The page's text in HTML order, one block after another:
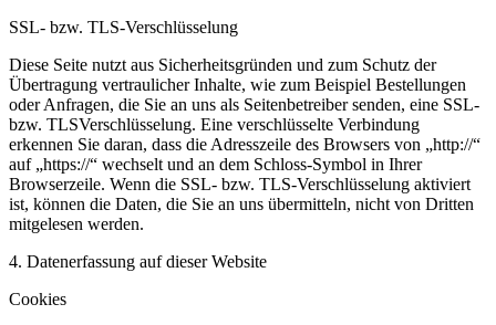
SSL- bzw. TLS-Verschlüsselung
Diese Seite nutzt aus Sicherheitsgründen und zum Schutz der
Übertragung vertraulicher Inhalte, wie zum Beispiel Bestellungen
oder Anfragen, die Sie an uns als Seitenbetreiber senden, eine SSL-
bzw. TLSVerschlüsselung. Eine verschlüsselte Verbindung
erkennen Sie daran, dass die Adresszeile des Browsers von „http://“
auf „https://“ wechselt und an dem Schloss-Symbol in Ihrer
Browserzeile. Wenn die SSL- bzw. TLS-Verschlüsselung aktiviert
ist, können die Daten, die Sie an uns übermitteln, nicht von Dritten
mitgelesen werden.
4. Datenerfassung auf dieser Website
Cookies